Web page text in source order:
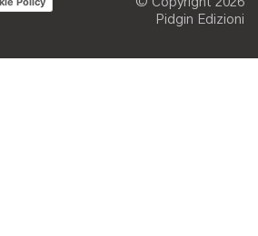
Pidgin Edizioni